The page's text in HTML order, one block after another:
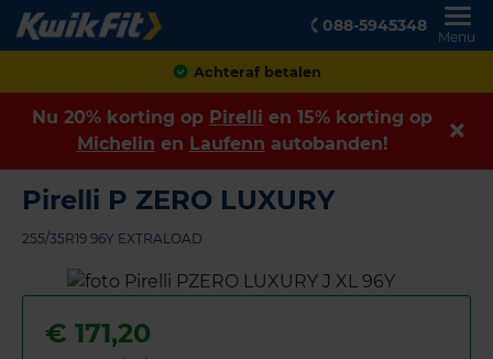
088-5945348
Menu
Achteraf betalen
Nu 20% korting op Pirelli en 15% korting op
Michelin en Laufenn autobanden!
Pirelli P ZERO LUXURY
255/35R19 96Y EXTRALOAD
€ 171,20